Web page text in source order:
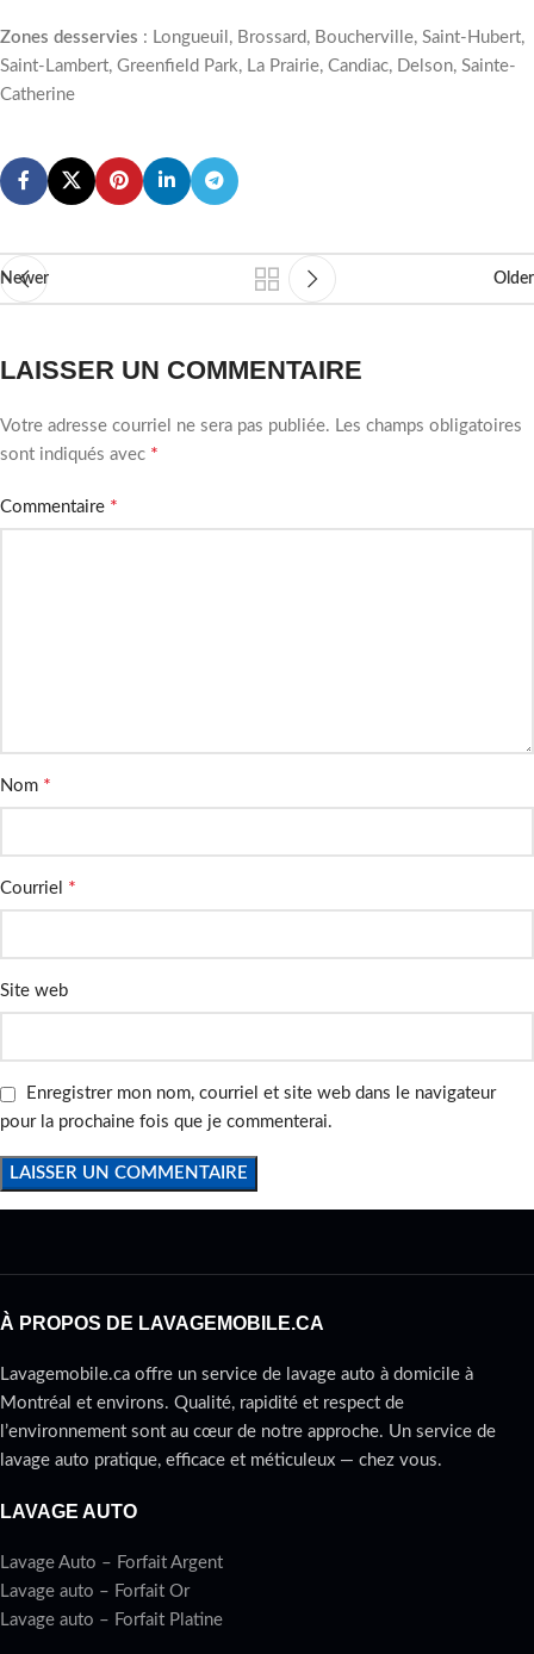
Zones desservies : Longueuil, Brossard, Boucherville, Saint-Hubert,
Saint-Lambert, Greenfield Park, La Prairie, Candiac, Delson, Sainte-
Catherine
Newer Older
LAISSER UN COMMENTAIRE
Votre adresse courriel ne sera pas publiée. Les champs obligatoires
sont indiqués avec *
Commentaire *
Nom *
Courriel *
Site web
Enregistrer mon nom, courriel et site web dans le navigateur
pour la prochaine fois que je commenterai.
À PROPOS DE LAVAGEMOBILE.CA
Lavagemobile.ca offre un service de lavage auto à domicile à
Montréal et environs. Qualité, rapidité et respect de
l’environnement sont au cœur de notre approche. Un service de
lavage auto pratique, efficace et méticuleux — chez vous.
LAVAGE AUTO
Lavage Auto – Forfait Argent
Lavage auto – Forfait Or
Lavage auto – Forfait Platine